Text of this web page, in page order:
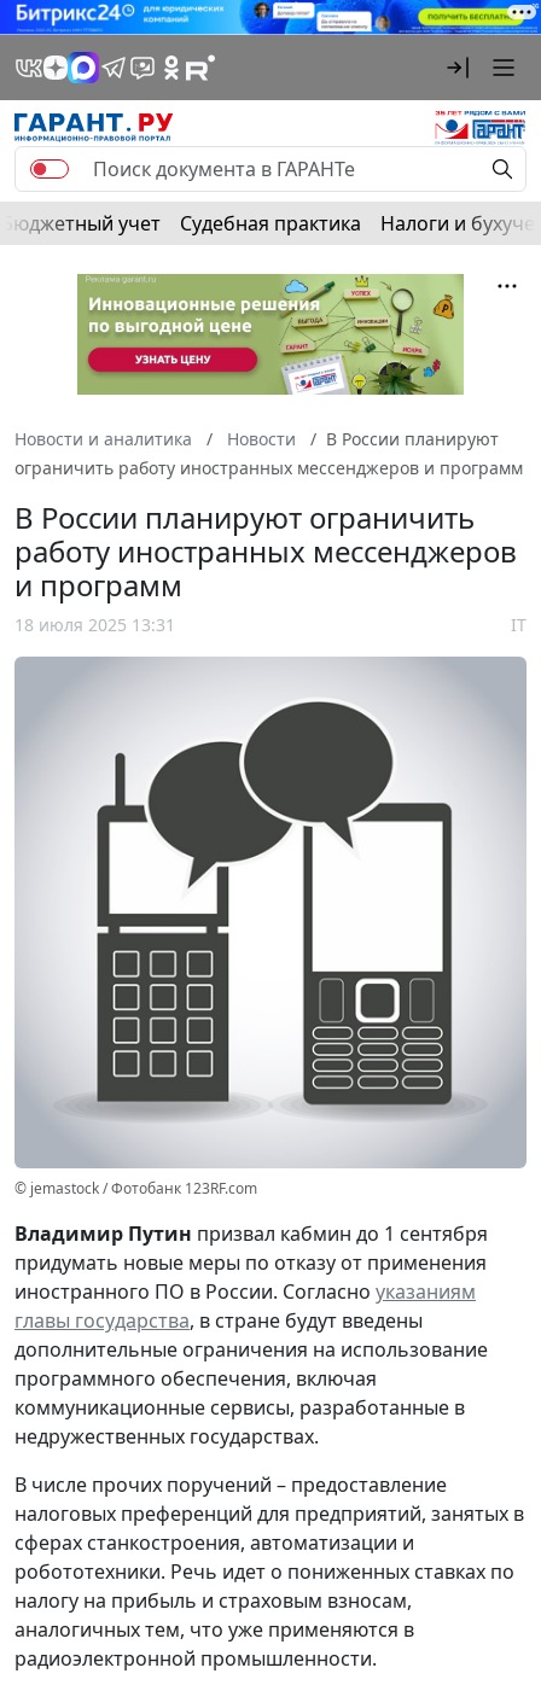
Бюджетный учет Судебная практика Налоги и
Новости и аналитика Новости
В России планируют
ограничить работу иностранных мессенджеров и программ
В России планируют ограничить
работу иностранных мессенджеров
и программ
18 июля 2025 13:31 IT
© jemastock / Фотобанк 123RF.com
Владимир Путин призвал кабмин до 1 сентября
придумать новые меры по отказу от применения
иностранного ПО в России. Согласно указаниям
главы государства, в стране будут введены
дополнительные ограничения на использование
программного обеспечения, включая
коммуникационные сервисы, разработанные в
недружественных государствах.
В числе прочих поручений – предоставление
налоговых преференций для предприятий, занятых в
сферах станкостроения, автоматизации и
робототехники. Речь идет о пониженных ставках по
налогу на прибыль и страховым взносам,
аналогичных тем, что уже применяются в
радиоэлектронной промышленности.